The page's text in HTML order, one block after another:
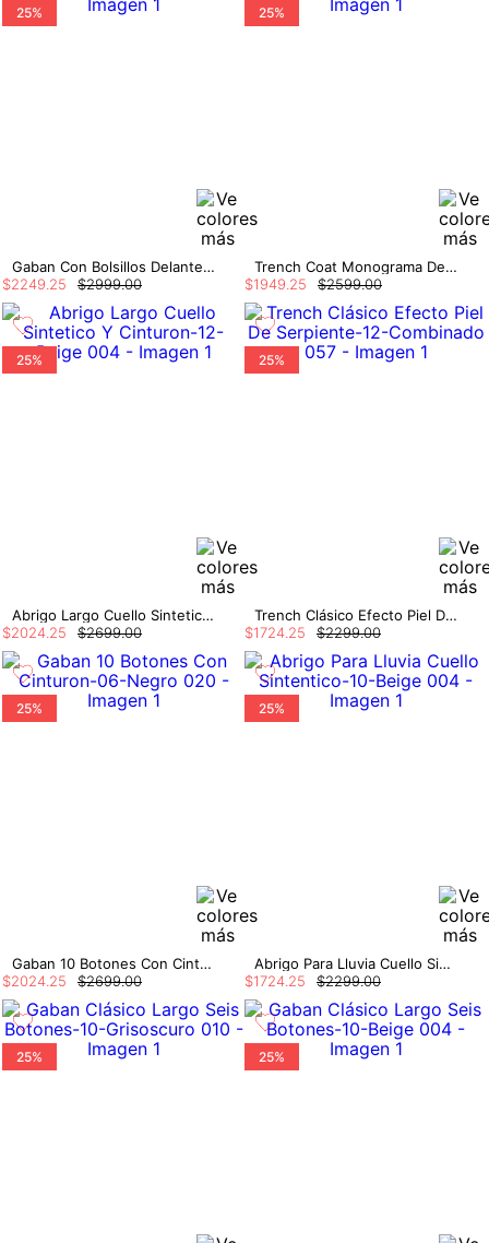
25%
Gaban Con Bolsillos Delanteros
$2999.00
$2249.25
25%
Trench Coat Monograma De Cuadros
$2599.00
$1949.25
25%
Abrigo Largo Cuello Sintetico Y Cinturon
$2699.00
$2024 25
25%
Trench Clásico Efecto Piel De Serpiente
$2299.00
$1724 25
25%
Gaban 10 Botones Con Cinturon
$2699.00
$2024 25
25%
Abrigo Para Lluvia Cuello Sintentico
$2299.00
$1724 25
25% 25%